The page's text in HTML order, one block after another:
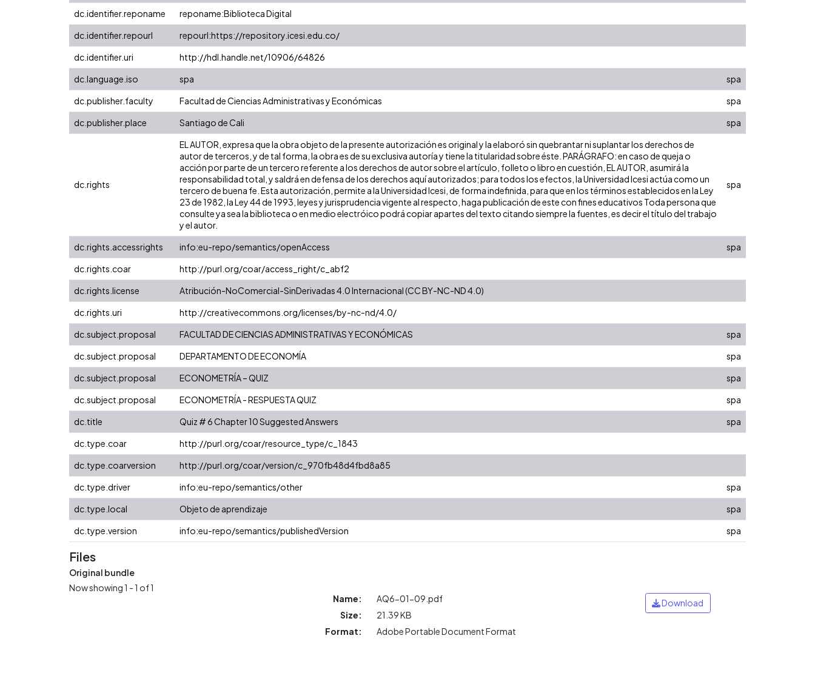
dc.identifier.reponame
reponame:Biblioteca Digital
dc.identifier.repourl
repourl:https://repository.icesi.edu.co/
dc.identifier.uri
http://hdl.handle.net/10906/64826
dc.language.iso
spa
spa
dc.publisher.faculty
Facultad de Ciencias Administrativas y Económicas
spa
dc.publisher.place
Santiago de Cali spa
dc.rights
EL AUTOR, expresa que la obra objeto de la presente autorización es original y la elaboró sin quebrantar ni suplantar los derechos de
autor de terceros, y de tal forma, la obra es de su exclusiva autoría y tiene la titularidad sobre éste. PARÁGRAFO: en caso de queja o
acción por parte de un tercero referente a los derechos de autor sobre el artículo, folleto o libro en cuestión, EL AUTOR, asumirá la
responsabilidad total, y saldrá en defensa de los derechos aquí autorizados; para todos los efectos, la Universidad Icesi actúa como un
tercero de buena fe. Esta autorización, permite a la Universidad Icesi, de forma indefinida, para que en los términos establecidos en la Ley
23 de 1982, la Ley 44 de 1993, leyes y jurisprudencia vigente al respecto, haga publicación de este con fines educativos Toda persona que
consulte ya sea la biblioteca o en medio electróico podrá copiar apartes del texto citando siempre la fuentes, es decir el título del trabajo
y el autor.
spa
dc.rights.accessrights info:eu-repo/semantics/openAccess
spa
dc.rights.coar
http://purl.org/coar/access_right/c_abf2
dc.rights.license
Atribución-NoComercial-SinDerivadas 4.0 Internacional (CC BY-NC-ND 4.0)
dc.rights.uri
http://creativecommons.org/licenses/by-nc-nd/4.0/
dc.subject.proposal
FACULTAD DE CIENCIAS ADMINISTRATIVAS Y ECONÓMICAS
spa
dc.subject.proposal
DEPARTAMENTO DE ECONOMÍA
spa
dc.subject.proposal
ECONOMETRÍA – QUIZ
spa
dc.subject.proposal
ECONOMETRÍA - RESPUESTA QUIZ
spa
dc.title
Quiz # 6 Chapter 10 Suggested Answers
spa
dc.type.coar
http://purl.org/coar/resource_type/c_1843
dc.type.coarversion
http://purl.org/coar/version/c_970fb48d4fbd8a85
dc.type.driver
info:eu-repo/semantics/other
spa
dc.type.local
Objeto de aprendizaje
spa
dc.type.version
info:eu-repo/semantics/publishedVersion spa
Files
Original bundle
Now showing1 - 1 of 1
Name:
AQ6-01-09.pdf
Size:
21.39 KB
Format:
Adobe Portable Document Format
Download